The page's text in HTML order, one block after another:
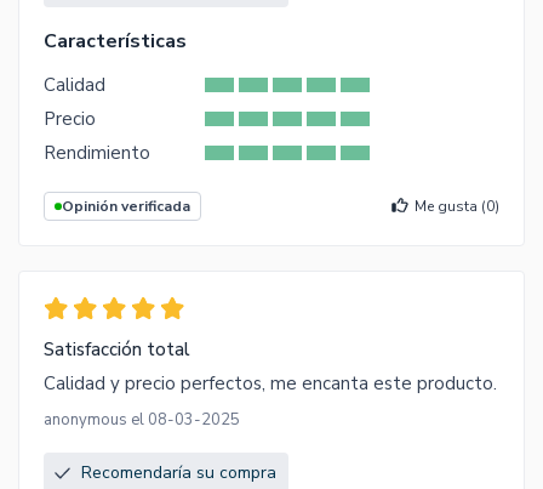
Características
Calidad
Precio
Rendimiento
Opinión verificada Me gusta (0)
Satisfacción total
Calidad y precio perfectos, me encanta este producto.
anonymous el 08-03-2025
Recomendaría su compra